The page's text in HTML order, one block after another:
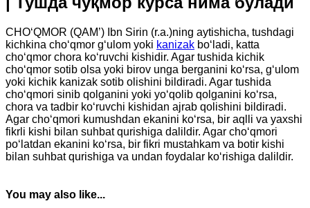
CHO‘QMOR (QAM’) Ibn Sirin (r.a.)ning aytishicha, tushdagi
kichkina cho‘qmor g‘ulom yoki kanizak bo‘ladi, katta
cho‘qmor chora ko‘ruvchi kishidir. Agar tushida kichik
cho‘qmor sotib olsa yoki birov unga berganini ko‘rsa, g‘ulom
yoki kichik kanizak sotib olishini bildiradi. Agar tushida
cho‘qmori sinib qolganini yoki yo‘qolib qolganini ko‘rsa,
chora va tadbir ko‘ruvchi kishidan ajrab qolishini bildiradi.
Agar cho‘qmori kumushdan ekanini ko‘rsa, bir aqlli va yaxshi
fikrli kishi bilan suhbat qurishiga dalildir. Agar cho‘qmori
po‘latdan ekanini ko‘rsa, bir fikri mustahkam va botir kishi
bilan suhbat qurishiga va undan foydalar ko‘rishiga dalildir.
You may also like...